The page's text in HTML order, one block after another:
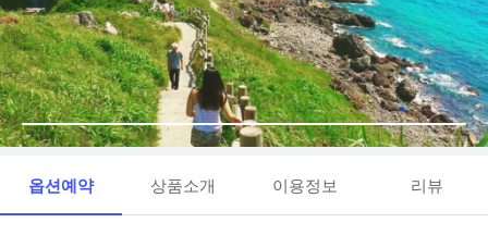
옵션예약 상품소개 이용정보 리뷰